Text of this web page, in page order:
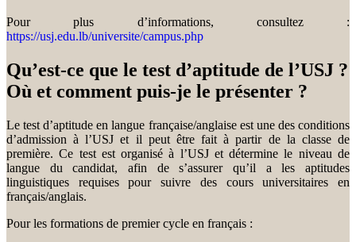
Pour plus d’informations, consultez :
https://usj.edu.lb/universite/campus.php
Qu’est-ce que le test d’aptitude de l’USJ ?
Où et comment puis-je le présenter ?
Le test d’aptitude en langue française/anglaise est une des conditions
d’admission à l’USJ et il peut être fait à partir de la classe de
première. Ce test est organisé à l’USJ et détermine le niveau de
langue du candidat, afin de s’assurer qu’il a les aptitudes
linguistiques requises pour suivre des cours universitaires en
français/anglais.
Pour les formations de premier cycle en français :